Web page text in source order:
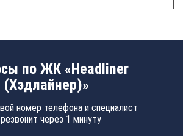
по ЖК «Headliner
(Хэдлайнер)»
номер телефона и специалист
через 1 минуту